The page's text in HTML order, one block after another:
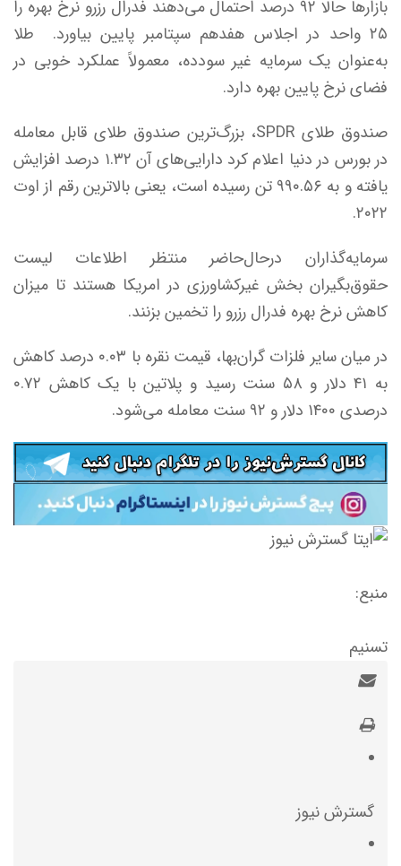
بازارها حالا ۹۲ درصد احتمال می‌دهند فدرال رزرو نرخ بهره را
۲۵ واحد در اجلاس هفدهم سپتامبر پایین بیاورد. طلا
به‌عنوان یک سرمایه غیر سودده، معمولاً عملکرد خوبی در
فضای نرخ پایین بهره دارد.
صندوق طلای SPDR، بزرگ‌ترین صندوق طلای قابل معامله
در بورس در دنیا اعلام کرد دارایی‌های آن ۱.۳۲ درصد افزایش
یافته و به ۹۹۰.۵۶ تن رسیده است، یعنی بالاترین رقم از اوت
۲۰۲۲.
سرمایه‌گذاران درحال‌حاضر منتظر اطلاعات لیست
حقوق‌بگیران بخش غیرکشاورزی در امریکا هستند تا میزان
کاهش نرخ بهره فدرال رزرو را تخمین بزنند.
در میان سایر فلزات گران‌بها، قیمت نقره با ۰.۰۳ درصد کاهش
به ۴۱ دلار و ۵۸ سنت رسید و پلاتین با یک کاهش ۰.۷۲
درصدی ۱۴۰۰ دلار و ۹۲ سنت معامله می‌شود.
منبع:
تسنیم
گسترش نیوز